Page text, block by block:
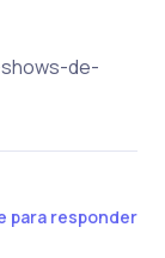
de-
para responder